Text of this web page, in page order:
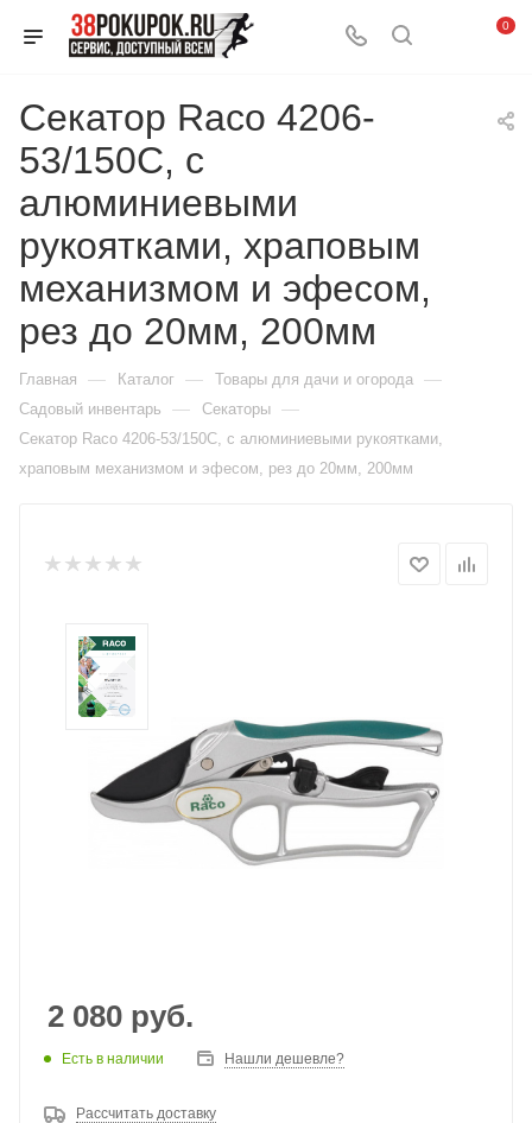
0
Секатор Raco 4206-
53/150C, с
алюминиевыми
рукоятками, храповым
механизмом и эфесом,
рез до 20мм, 200мм
Главная — Каталог — Товары для дачи и огорода —
Садовый инвентарь — Секаторы —
Секатор Raco 4206-53/150C, с алюминиевыми рукоятками,
храповым механизмом и эфесом, рез до 20мм, 200мм
2 080 руб.
Есть в наличии Нашли дешевле?
Рассчитать доставку